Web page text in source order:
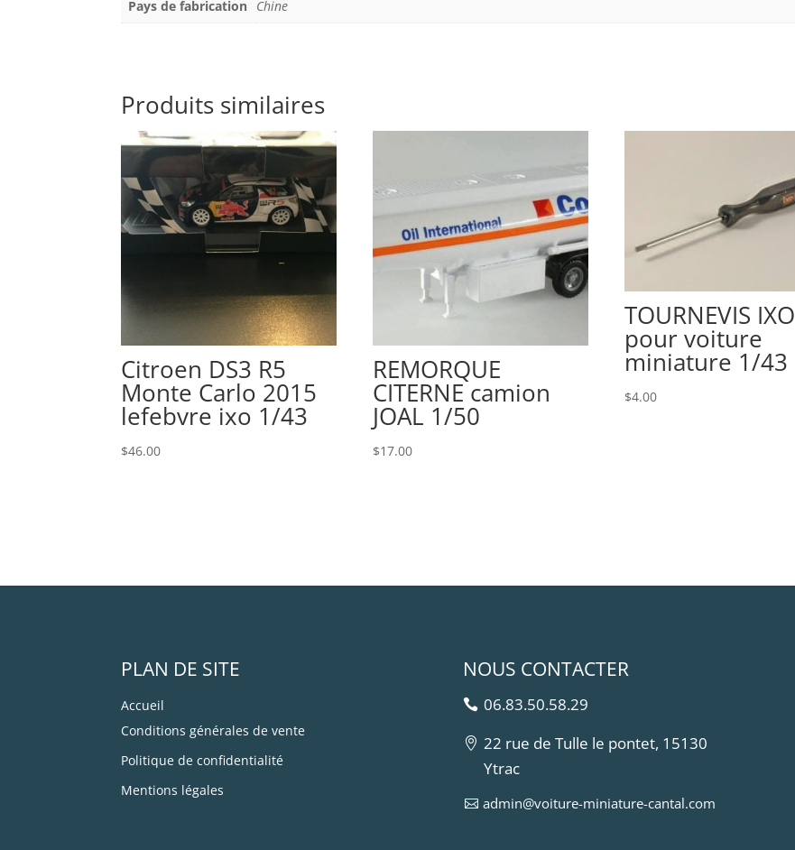
Pays de fabrication
Chine
Produits similaires
Citroen DS3 R5
Monte Carlo 2015
lefebvre ixo 1/43
$46.00
REMORQUE
CITERNE camion
JOAL 1/50
$17.00
TOURNEVIS IXO
pour voiture
miniature 1/43
$4.00
PLAN DE SITE
Accueil
Conditions générales de vente
Politique de confidentialité
Mentions légales
NOUS CONTACTER
06.83.50.58.29
22 rue de Tulle le pontet, 15130
Ytrac
admin@voiture-miniature-cantal.com